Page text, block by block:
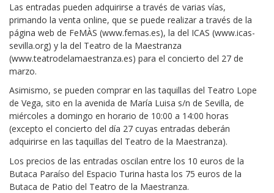
Las entradas pueden adquirirse a través de varias vías,
primando la venta online, que se puede realizar a través de la
página web de FeMÀS (www.femas.es), la del ICAS (www.icas-
sevilla.org) y la del Teatro de la Maestranza
(www.teatrodelamaestranza.es) para el concierto del 27 de
marzo.
Asimismo, se pueden comprar en las taquillas del Teatro Lope
de Vega, sito en la avenida de María Luisa s/n de Sevilla, de
miércoles a domingo en horario de 10:00 a 14:00 horas
(excepto el concierto del día 27 cuyas entradas deberán
adquirirse en las taquillas del Teatro de la Maestranza).
Los precios de las entradas oscilan entre los 10 euros de la
Butaca Paraíso del Espacio Turina hasta los 75 euros de la
Butaca de Patio del Teatro de la Maestranza.